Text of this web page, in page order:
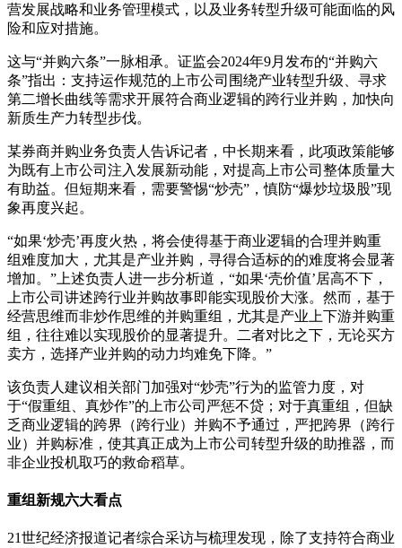
营发展战略和业务管理模式，以及业务转型升级可能面临的风
险和应对措施。
这与“并购六条”一脉相承。证监会2024年9月发布的“并购六
条”指出：支持运作规范的上市公司围绕产业转型升级、寻求
第二增长曲线等需求开展符合商业逻辑的跨行业并购，加快向
新质生产力转型步伐。
某券商并购业务负责人告诉记者，中长期来看，此项政策能够
为既有上市公司注入发展新动能，对提高上市公司整体质量大
有助益。但短期来看，需要警惕“炒壳”，慎防“爆炒垃圾股”现
象再度兴起。
“如果‘炒壳’再度火热，将会使得基于商业逻辑的合理并购重
组难度加大，尤其是产业并购，寻得合适标的的难度将会显著
增加。”上述负责人进一步分析道，“如果‘壳价值’居高不下，
上市公司讲述跨行业并购故事即能实现股价大涨。然而，基于
经营思维而非炒作思维的并购重组，尤其是产业上下游并购重
组，往往难以实现股价的显著提升。二者对比之下，无论买方
卖方，选择产业并购的动力均难免下降。”
该负责人建议相关部门加强对“炒壳”行为的监管力度，对
于“假重组、真炒作”的上市公司严惩不贷；对于真重组，但缺
乏商业逻辑的跨界（跨行业）并购不予通过，严把跨界（跨行
业）并购标准，使其真正成为上市公司转型升级的助推器，而
非企业投机取巧的救命稻草。
重组新规六大看点
21世纪经济报道记者综合采访与梳理发现，除了支持符合商业